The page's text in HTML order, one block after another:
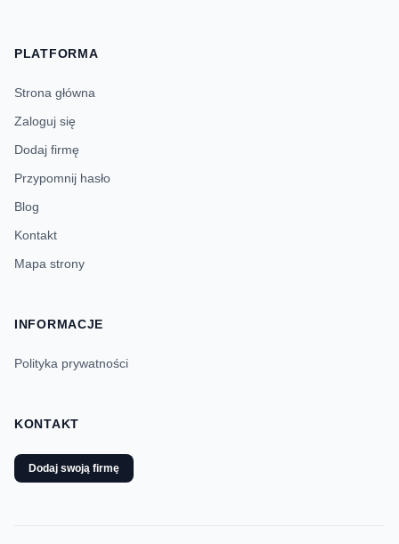
PLATFORMA
Strona główna
Zaloguj się
Dodaj firmę
Przypomnij hasło
Blog
Kontakt
Mapa strony
INFORMACJE
Polityka prywatności
KONTAKT
Dodaj swoją firmę